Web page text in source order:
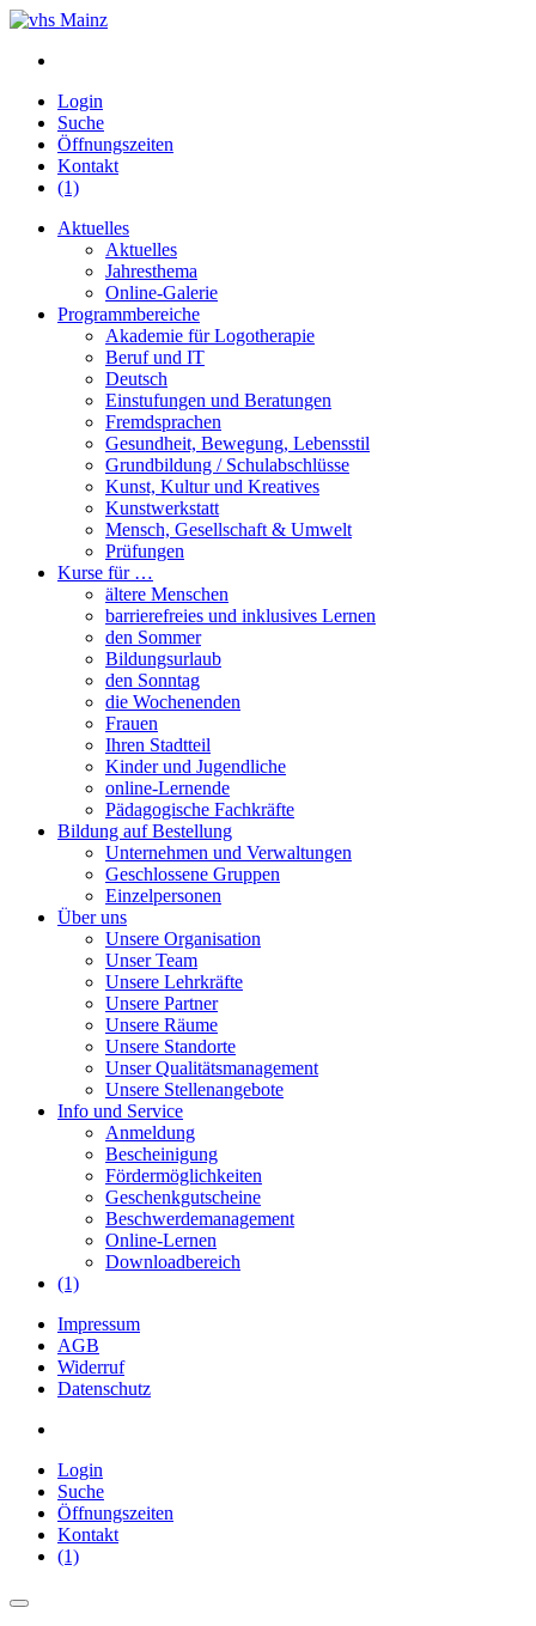
Login
Suche
Öffnungszeiten
Kontakt
(1)
Aktuelles
Aktuelles
Jahresthema
Online-Galerie
Programmbereiche
Akademie für Logotherapie
Beruf und IT
Deutsch
Einstufungen und Beratungen
Fremdsprachen
Gesundheit, Bewegung, Lebensstil
Grundbildung / Schulabschlüsse
Kunst, Kultur und Kreatives
Kunstwerkstatt
Mensch, Gesellschaft & Umwelt
Prüfungen
Kurse für …
ältere Menschen
barrierefreies und inklusives Lernen
den Sommer
Bildungsurlaub
den Sonntag
die Wochenenden
Frauen
Ihren Stadtteil
Kinder und Jugendliche
online-Lernende
Pädagogische Fachkräfte
Bildung auf Bestellung
Unternehmen und Verwaltungen
Geschlossene Gruppen
Einzelpersonen
Über uns
Unsere Organisation
Unser Team
Unsere Lehrkräfte
Unsere Partner
Unsere Räume
Unsere Standorte
Unser Qualitätsmanagement
Unsere Stellenangebote
Info und Service
Anmeldung
Bescheinigung
Fördermöglichkeiten
Geschenkgutscheine
Beschwerdemanagement
Online-Lernen
Downloadbereich
(1)
Impressum
AGB
Widerruf
Datenschutz
Login
Suche
Öffnungszeiten
Kontakt
(1)